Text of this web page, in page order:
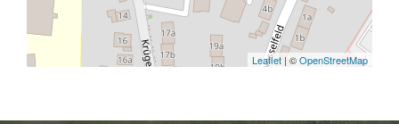
Leaflet | ©OpenStreetMap